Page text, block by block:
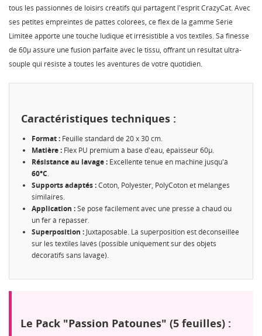
tous les passionnés de loisirs créatifs qui partagent l'esprit CrazyCat. Avec
ses petites empreintes de pattes colorées, ce flex de la gamme Série
Limitée apporte une touche ludique et irrésistible à vos textiles. Sa finesse
de 60µ assure une fusion parfaite avec le tissu, offrant un résultat ultra-
souple qui résiste à toutes les aventures de votre quotidien.
Caractéristiques techniques :
Format : Feuille standard de 20 x 30 cm.
Matière : Flex PU premium à base d'eau, épaisseur 60µ.
Résistance au lavage : Excellente tenue en machine jusqu'à
60°C.
Supports adaptés :Coton, Polyester, PolyCoton et mélanges
similaires.
Application :Se pose facilement avec une presse à chaud ou
un fer à repasser.
Superposition : Juxtaposable. La superposition est déconseillée
sur les textiles lavés (possible uniquement sur des objets
décoratifs sans lavage).
Le Pack "Passion Patounes" (5 feuilles) :
CONNEXION